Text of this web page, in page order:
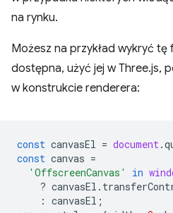
na rynku.
Możesz na przykład wykryć tę
dostępna, użyć jej w Three.js,
w konstrukcie renderera:
const canvasEl = document.
const canvas =
'OffscreenCanvas'
in
? canvasEl .
: canvasEl ;